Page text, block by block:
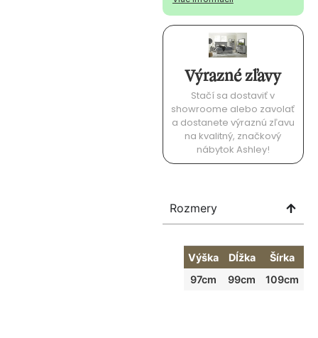
Výrazné zľavy
Stačí sa dostaviť v
showroome alebo zavolať
a dostanete výraznú zľavu
na kvalitný, značkový
nábytok Ashley!
Rozmery
Výška Dĺžka
Šírka
97cm
99cm 109cm